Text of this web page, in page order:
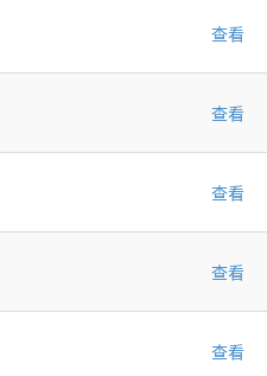
查看
查看
查看
查看
查看